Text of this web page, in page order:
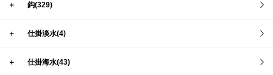
＋ 鈎(329)
＋ 仕掛淡水(4)
＋ 仕掛海水(43)